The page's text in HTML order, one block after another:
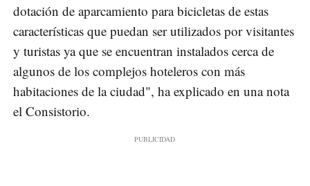
dotación de aparcamiento para bicicletas de estas
características que puedan ser utilizados por visitantes
y turistas ya que se encuentran instalados cerca de
algunos de los complejos hoteleros con más
habitaciones de la ciudad", ha explicado en una nota
el Consistorio.